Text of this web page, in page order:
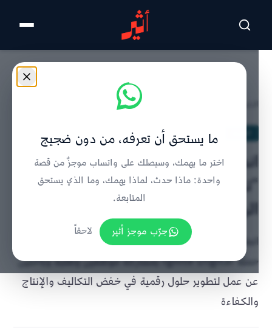
تخطى للمحتوى الرئيسي
انطلاق النسخة الثانية من هاكاثون
“تنمية نفط عمان” لتعزيز الابتكار
الرقمي والتنمية الوطنية
انطلاق النسخة الثانية من هاكاثون تنمية نفط عمان ضمن
حملة Ignite Digital بمشاركة موظفين وطلبة وباحثين
عن عمل لتطوير حلول رقمية في خفض التكاليف والإنتاج
والكفاءة
ما يستحق أن تعرفه، من دون ضجيج
اختر ما يهمك، وسيصلك على واتساب موجزٌ من قصة
واحدة: ماذا حدث، لماذا يهمك، وما الذي يستحق
المتابعة.
جرّب موجز أثير
لاحقاً